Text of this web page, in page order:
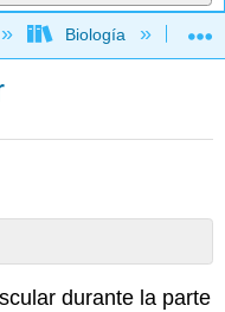
global
Biología
durante la parte